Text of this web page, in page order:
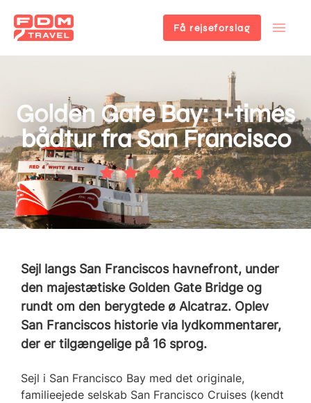
Få rejseforslag
Golden Gate Bay: 1-times
bådtur fra San Francisco
Sejl langs San Franciscos havnefront, under
den majestætiske Golden Gate Bridge og
rundt om den berygtede ø Alcatraz. Oplev
San Franciscos historie via lydkommentarer,
der er tilgængelige på 16 sprog.
Sejl i San Francisco Bay med det originale,
familieejede selskab San Francisco Cruises (kendt